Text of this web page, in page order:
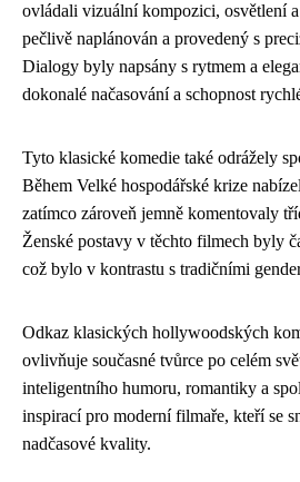
ovládali vizuální kompozici, osvětlení
pečlivě naplánován a provedený s
Dialogy byly napsány s rytmem a
dokonalé načasování a schopnost
Tyto klasické komedie také odrážely
Během Velké hospodářské krize
zatímco zároveň jemně komentovaly
Ženské postavy v těchto filmech byly
což bylo v kontrastu s tradičními
Odkaz klasických hollywoodských
ovlivňuje současné tvůrce po celém
inteligentního humoru, romantiky a
inspirací pro moderní filmaře, kteří se
nadčasové kvality.